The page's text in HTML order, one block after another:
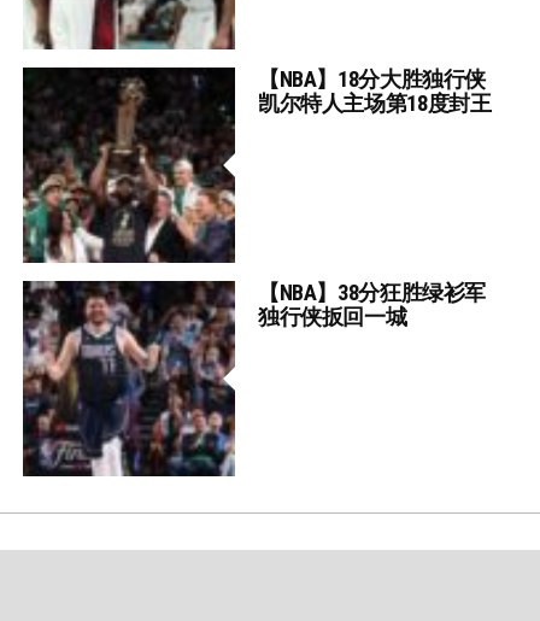
【NBA】18分大胜独行侠
凯尔特人主场第18度封王
【NBA】38分狂胜绿衫军
独行侠扳回一城